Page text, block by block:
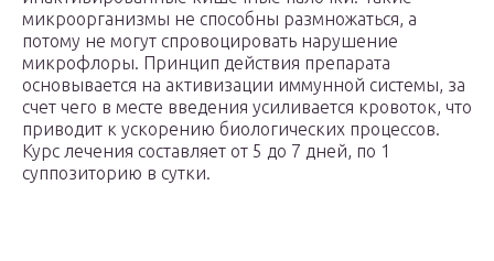
микроорганизмы не способны размножаться, а
потому не могут спровоцировать нарушение
микрофлоры. Принцип действия препарата
основывается на активизации иммунной системы, за
счет чего в месте введения усиливается кровоток, что
приводит к ускорению биологических процессов.
Курс лечения составляет от 5 до 7 дней, по 1
суппозиторию в сутки.